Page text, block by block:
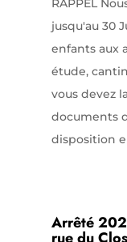
RAPPEL
jusqu'au 30
enfants aux
étude,
vous devez
documents
disposition
Arrêté
rue du